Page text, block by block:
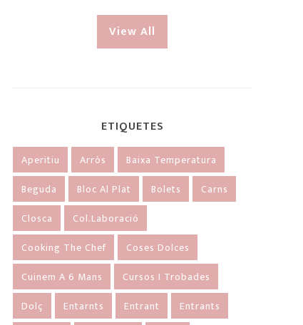
View All
ETIQUETES
Aperitiu Arròs
Baixa Temperatura
Beguda
Bloc Al Plat Bolets
Carns
Closca
Col.laboració
Cooking The Chef
Coses Dolces
Cuinem A 6 Mans
Cursos I Trobades
Dolç
Entarnts Entrant Entrants